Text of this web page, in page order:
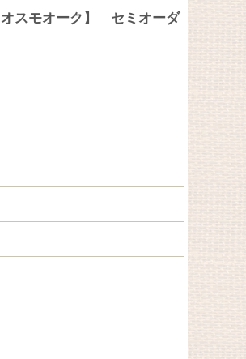
スモオーク】 セミオーダ